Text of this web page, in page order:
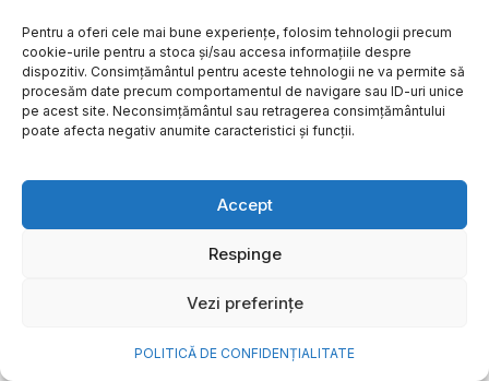
Pentru a oferi cele mai bune experiențe, folosim tehnologii precum
cookie-urile pentru a stoca și/sau accesa informațiile despre
dispozitiv. Consimțământul pentru aceste tehnologii ne va permite să
procesăm date precum comportamentul de navigare sau ID-uri unice
pe acest site. Neconsimțământul sau retragerea consimțământului
poate afecta negativ anumite caracteristici și funcții.
Accept
Respinge
Vezi preferințe
POLITICĂ DE CONFIDENȚIALITATE
Cum transformi cele mai
o bijuterie Pandora pe care o
porți zi de zi